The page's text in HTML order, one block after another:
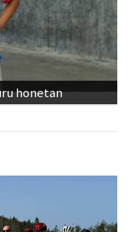
honetan